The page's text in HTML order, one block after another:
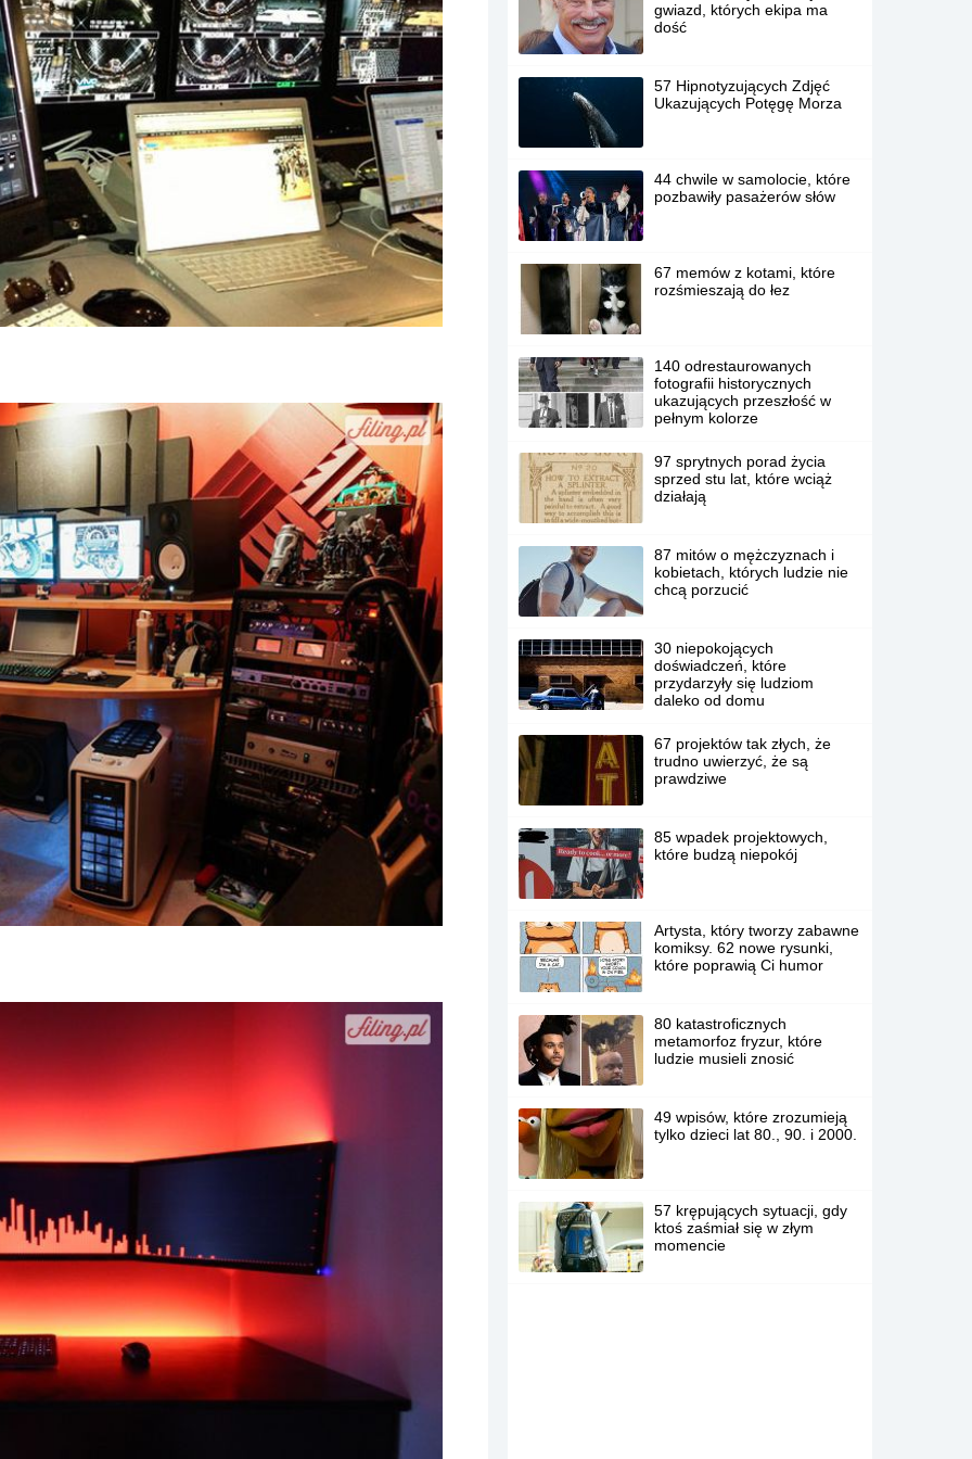
gwiazd, których ekipa ma
dość
57 Hipnotyzujących Zdjęć
Ukazujących Potęgę Morza
44 chwile w samolocie, które
pozbawiły pasażerów słów
67 memów z kotami, które
rozśmieszają do łez
140 odrestaurowanych
fotografii historycznych
ukazujących przeszłość w
pełnym kolorze
97 sprytnych porad życia
sprzed stu lat, które wciąż
działają
87 mitów o mężczyznach i
kobietach, których ludzie nie
chcą porzucić
30 niepokojących
doświadczeń, które
przydarzyły się ludziom
daleko od domu
67 projektów tak złych, że
trudno uwierzyć, że są
prawdziwe
85 wpadek projektowych,
które budzą niepokój
Artysta, który tworzy zabawne
komiksy. 62 nowe rysunki,
które poprawią Ci humor
80 katastroficznych
metamorfoz fryzur, które
ludzie musieli znosić
49 wpisów, które zrozumieją
tylko dzieci lat 80., 90. i 2000.
57 krępujących sytuacji, gdy
ktoś zaśmiał się w złym
momencie